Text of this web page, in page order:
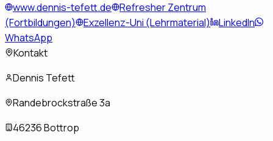
www.dennis-tefett.de
Refresher Zentrum
(Fortbildungen)
Exzellenz-Uni (Lehrmaterial)
LinkedIn
WhatsApp
Kontakt
Dennis Tefett
Randebrockstraße 3a
46236 Bottrop